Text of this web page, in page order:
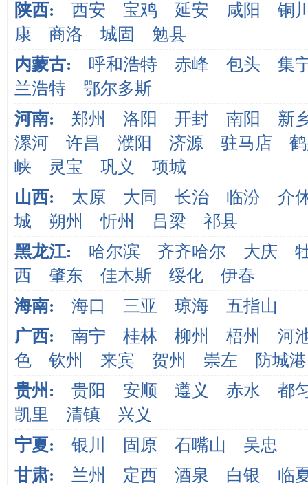
陕西:
西安 宝鸡 延安 咸阳
铜
康
商洛 城固
勉县
内蒙古:
呼和浩特 赤峰 包头
集
兰浩特
鄂尔多斯
河南:
郑州 洛阳 开封 南阳
新
漯河
许昌 濮阳 济源 驻马店
峡
灵宝 巩义
项城
山西:
太原 大同 长治 临汾
介
城
朔州 忻州 吕梁
祁县
黑龙江:
哈尔滨 齐齐哈尔 大庆
西
肇东 佳木斯 绥化
伊春
海南:
海口 三亚 琼海
五指山
广西:
南宁 桂林 柳州 梧州
河
色
钦州 来宾 贺州 崇左
防城港
贵州:
贵阳 安顺 遵义 赤水
都
凯里
清镇
兴义
宁夏:
银川 固原 石嘴山
吴忠
甘肃:
兰州 定西 酒泉 白银
临